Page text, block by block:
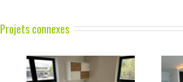
Projets connexes